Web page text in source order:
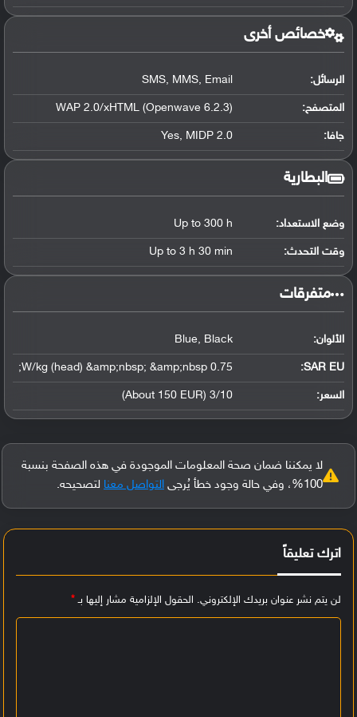
خصائص أخرى
الرسائل: SMS, MMS, Email
المتصفح: WAP 2.0/xHTML (Openwave 6.2.3)
جافا: Yes, MIDP 2.0
البطارية
وضع الاستعداد: Up to 300 h
وقت التحدث: Up to 3 h 30 min
‏متفرقات‏
الألوان: Blue, Black
SAR EU:
0.75 W/kg (head) &amp;nbsp; &amp;nbsp;
السعر: 3/10 (About 150 EUR)
لا يمكننا ضمان صحة المعلومات الموجودة في هذه الصفحة بنسبة
100%، وفي حالة وجود خطأ يُرجى
التواصل معنا لتصحيحه.
اترك تعليقاً
لن يتم نشر عنوان بريدك الإلكتروني. الحقول الإلزامية مشار إليها بـ*